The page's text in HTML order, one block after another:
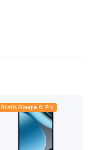
Gratis Google AI Pro